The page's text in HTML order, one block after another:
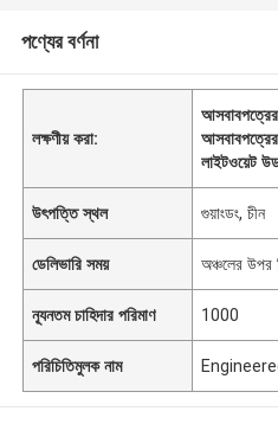
পণ্যের বর্ণনা
লক্ষণীয় করা:
আসবাবপত্রের
লাইটওয়েট
উৎপত্তি স্থল গুয়াংডং, চীন
ডেলিভারি সময় অঞ্চলের উপর
ন্যূনতম চাহিদার পরিমাণ 1000
পরিচিতিমুলক নাম